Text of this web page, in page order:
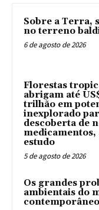
Sobre a Terra,
no terreno
6 de agosto de 2026
Florestas
abrigam até
trilhão em
inexplorado
descoberta de
medicamentos,
estudo
5 de agosto de 2026
Os grandes
ambientais do
contemporâneo